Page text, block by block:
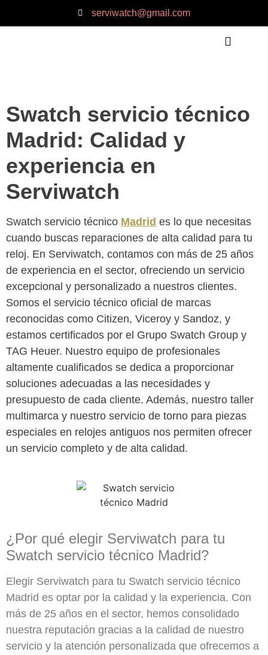
serviwatch@gmail.com
Swatch servicio técnico
Madrid: Calidad y
experiencia en
Serviwatch
Swatch servicio técnico Madrid es lo que necesitas
cuando buscas reparaciones de alta calidad para tu
reloj. En Serviwatch, contamos con más de 25 años
de experiencia en el sector, ofreciendo un servicio
excepcional y personalizado a nuestros clientes.
Somos el servicio técnico oficial de marcas
reconocidas como Citizen, Viceroy y Sandoz, y
estamos certificados por el Grupo Swatch Group y
TAG Heuer. Nuestro equipo de profesionales
altamente cualificados se dedica a proporcionar
soluciones adecuadas a las necesidades y
presupuesto de cada cliente. Además, nuestro taller
multimarca y nuestro servicio de torno para piezas
especiales en relojes antiguos nos permiten ofrecer
un servicio completo y de alta calidad.
¿Por qué elegir Serviwatch para tu
Swatch servicio técnico Madrid?
Elegir Serviwatch para tu Swatch servicio técnico
Madrid es optar por la calidad y la experiencia. Con
más de 25 años en el sector, hemos consolidado
nuestra reputación gracias a la calidad de nuestro
servicio y la atención personalizada que ofrecemos a